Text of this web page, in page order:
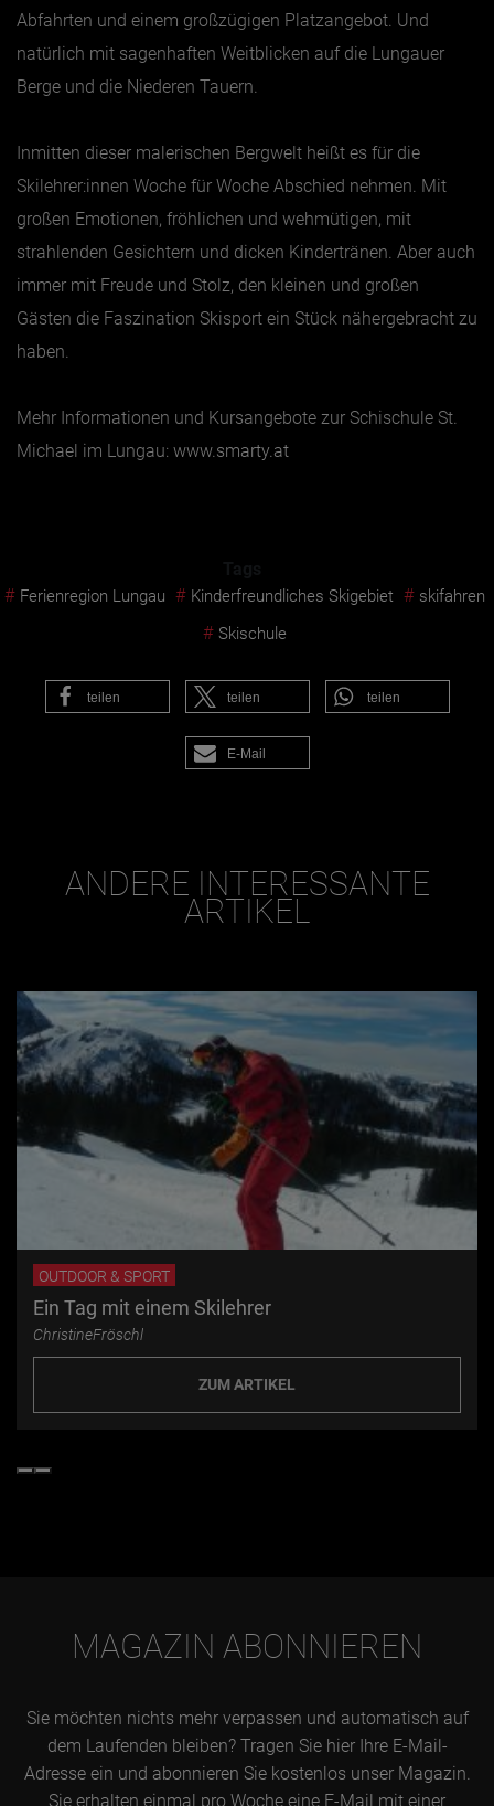
Abfahrten und einem großzügigen Platzangebot. Und
natürlich mit sagenhaften Weitblicken auf die Lungauer
Berge und die Niederen Tauern.
Inmitten dieser malerischen Bergwelt heißt es für die
Skilehrer:innen Woche für Woche Abschied nehmen. Mit
großen Emotionen, fröhlichen und wehmütigen, mit
strahlenden Gesichtern und dicken Kindertränen. Aber auch
immer mit Freude und Stolz, den kleinen und großen
Gästen die Faszination Skisport ein Stück nähergebracht zu
haben.
Mehr Informationen und Kursangebote zur Schischule St.
Michael im Lungau: www.smarty.at
# Ferienregion Lungau # Kinderfreundliches Skigebiet # skifahren
# Skischule
teilen teilen teilen
E-Mail
ANDERE INTERESSANTE
ARTIKEL
OUTDOOR & SPORT
Ein Tag mit einem Skilehrer
ChristineFröschl
ZUM ARTIKEL
MAGAZIN ABONNIEREN
Sie möchten nichts mehr verpassen und automatisch auf
dem Laufenden bleiben? Tragen Sie hier Ihre E-Mail-
Adresse ein und abonnieren Sie kostenlos unser Magazin.
Sie erhalten einmal pro Woche eine E-Mail mit einer